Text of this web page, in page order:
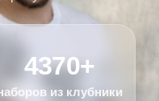
4370+
из клубники